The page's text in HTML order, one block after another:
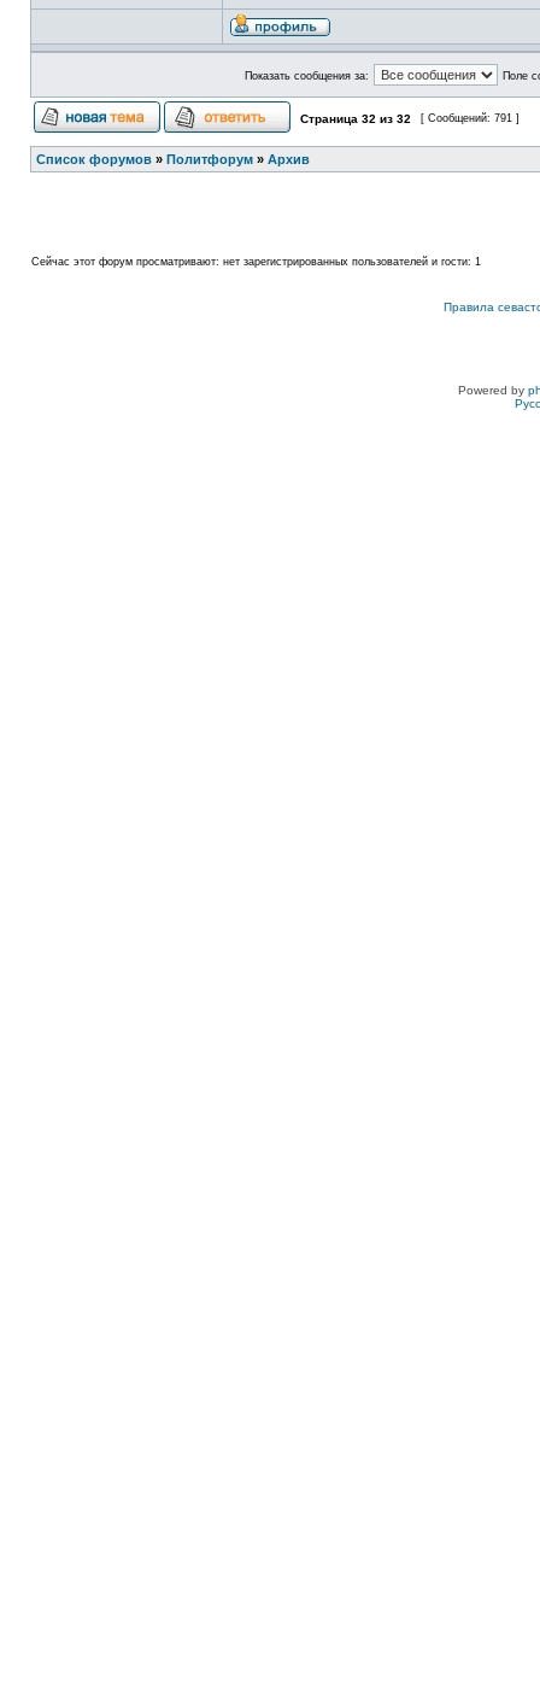
Показать сообщения за: Поле
Страница 32 из 32 [ Сообщений: 791 ]
Список форумов » Политфорум » Архив
Сейчас этот форум просматривают: нет зарегистрированных пользователей и гости: 1
Правила
Powered by